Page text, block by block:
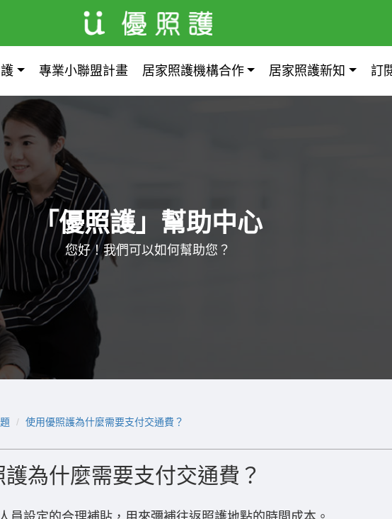
專業小聯盟計畫 居家照護機構合作 居家照護新知 訂
「優照護」幫助中心
您好！我們可以如何幫助您？
使用優照護為什麼需要支付交通費？
為什麼需要支付交通費？